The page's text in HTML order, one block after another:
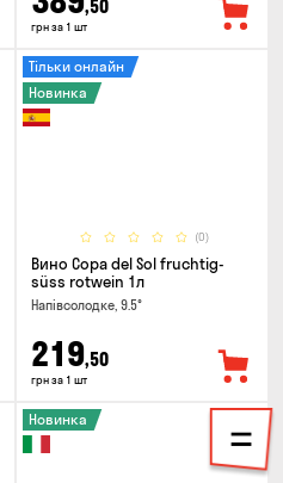
,50
грн за 1 шт
(0)
Тільки онлайн
Новинка
Вино Copa del Sol fruchtig-
süss rotwein 1л
Напівсолодке, 9.5°
219,50
грн за 1 шт
Новинка